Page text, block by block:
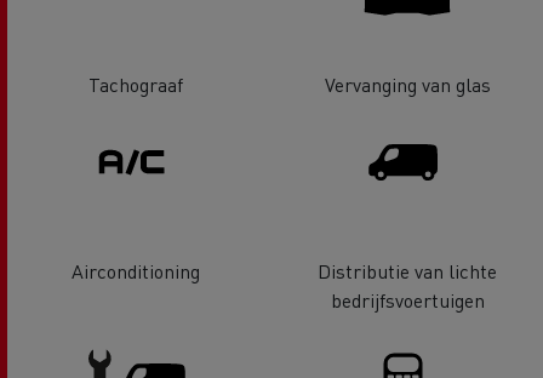
Tachograaf Vervanging van glas
Airconditioning
Distributie van lichte
bedrijfsvoertuigen